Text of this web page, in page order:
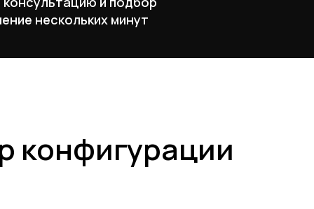
нескольких минут
конфигурации